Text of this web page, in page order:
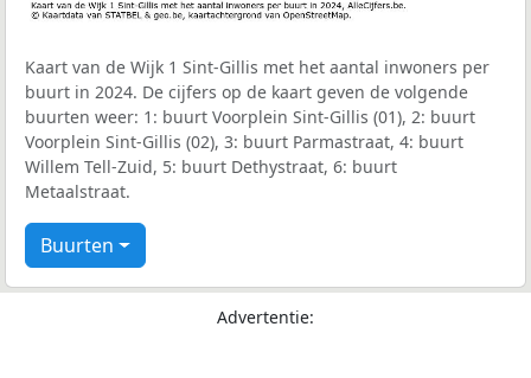
Kaart van de Wijk 1 Sint-Gillis met het aantal inwoners per
buurt in 2024. De cijfers op de kaart geven de volgende
buurten weer: 1: buurt Voorplein Sint-Gillis (01), 2: buurt
Voorplein Sint-Gillis (02), 3: buurt Parmastraat, 4: buurt
Willem Tell-Zuid, 5: buurt Dethystraat, 6: buurt
Metaalstraat.
Buurten
Advertentie: